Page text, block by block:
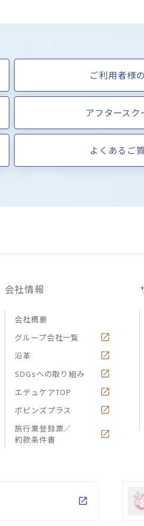
ご利用者様
アフタースク
よくあるご
会社情報
会社概要
グループ会社一覧
沿革
SDGsへの取り組み
エデュケアTOP
ポピンズプラス
旅行業登録票／
約款条件書